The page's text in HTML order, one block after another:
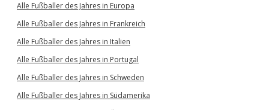
Alle Fußballer des Jahres in Europa
Alle Fußballer des Jahres in Frankreich
Alle Fußballer des Jahres in Italien
Alle Fußballer des Jahres in Portugal
Alle Fußballer des Jahres in Schweden
Alle Fußballer des Jahres in Südamerika